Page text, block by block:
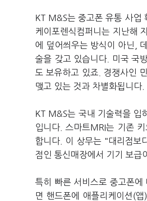
KT M&S는 중고폰 유통 사업
케이포렌식컴퍼니는 지난해
에 덮어씌우는 방식이 아닌,
술을 갖고 있습니다. 미국 국
도 보유하고 있죠. 경쟁사인
맺고 있는 것과 차별화됩니다.
KT M&S는 국내 기술력을 입
입니다. 스마트MRI는 기존
합니다. 이 상무는 "대리점보
점인 통신매장에서 기기 보급
특히 빠른 서비스로 중고폰에
면 핸드폰에 애플리케이션(